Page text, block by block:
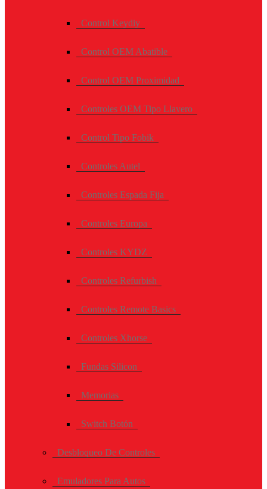
Control Keydiy
Control OEM Abatible
Control OEM Proximidad
Controles OEM Tipo Llavero
Control Tipo Fobik
Controles Autel
Controles Espada Fija
Controles Europa
Controles KYDZ
Controles Refurbish
Controles Remote Basics
Controles Xhorse
Fundas Silicon
Memorias
Switch Botón
Desbloqueo De Controles
Emuladores Para Autos